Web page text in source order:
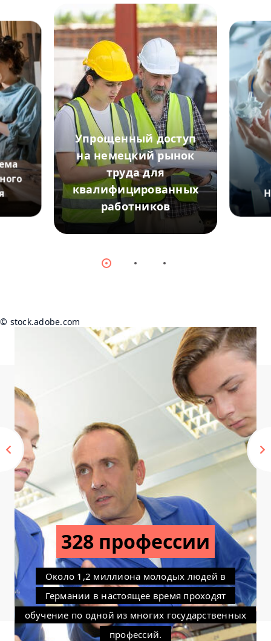
Упрощенный доступ
на немецкий рынок
труда для
квалифицированных
работников
© stock.adobe.com
6000 запросов
Именно столько раз другие страны обращались
с вопросами о структуре дуального
образования в Центр международного
сотрудничества в области профессионального
образования и обучения (англ. German Office
for International Cooperation in Vocational
Education and Training, сокращенно: GOVET) с
момента его основания.